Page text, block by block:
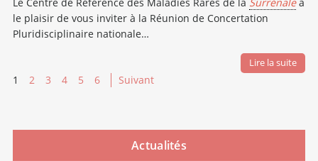
Le Centre de Référence des Maladies Rares de la Surrénalea
le plaisir de vous inviter à la Réunion de Concertation
Pluridisciplinaire nationale…
Lire la suite
1 2 3 4 5 6 Suivant
Actualités